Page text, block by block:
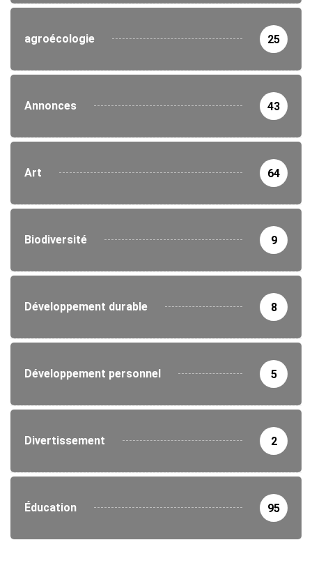
agroécologie 25
Annonces 43
Art 64
Biodiversité 9
Développement durable 8
Développement personnel 5
Divertissement 2
Éducation 95